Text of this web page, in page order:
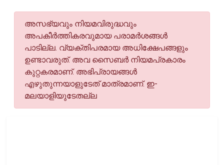
അസഭ്യവും നിയമവിരുദ്ധവും
അപകീര്‍ത്തികരവുമായ പരാമര്‍ശങ്ങള്‍
പാടില്ല. വ്യക്തിപരമായ അധിക്ഷേപങ്ങളും
ഉണ്ടാവരുത്. അവ സൈബര്‍ നിയമപ്രകാരം
കുറ്റകരമാണ്. അഭിപ്രായങ്ങള്‍
എഴുതുന്നയാളുടേത് മാത്രമാണ്. ഇ-
മലയാളിയുടേതല്ല